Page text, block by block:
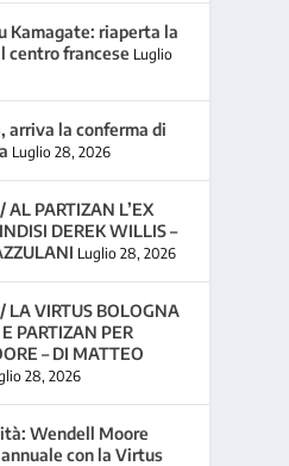
Kamagate: riaperta la
francese Luglio
arriva la conferma di
Luglio 28, 2026
AL PARTIZAN L’EX
DEREK WILLIS –
Luglio 28, 2026
LA VIRTUS BOLOGNA
PARTIZAN PER
– DI MATTEO
28, 2026
Wendell Moore
con la Virtus